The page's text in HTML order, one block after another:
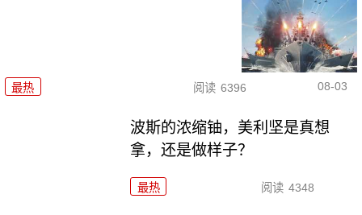
最热 阅读 6396 08-03
波斯的浓缩铀，美利坚是真想
拿，还是做样子？
最热 阅读 4348